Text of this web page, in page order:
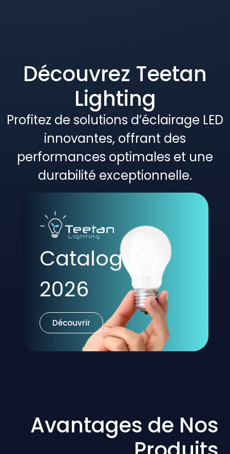
Découvrez Teetan
Lighting
Profitez de solutions d’éclairage LED
innovantes, offrant des
performances optimales et une
durabilité exceptionnelle.
Catalogue
2026
Découvrir
Avantages de Nos